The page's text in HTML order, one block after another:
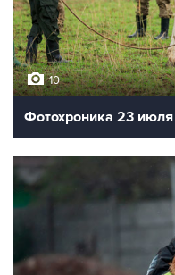
10
Фотохроника 23 июля